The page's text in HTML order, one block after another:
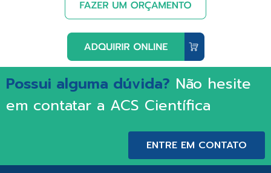
Possui alguma dúvida? Não hesite
em contatar a ACS Científica
ENTRE EM CONTATO